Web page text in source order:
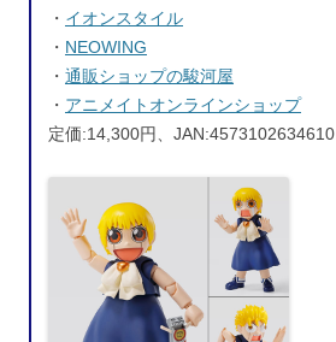
・ イオンスタイル
・ NEOWING
・ 通販ショップの駿河屋
・ アニメイトオンラインショップ
定価:14,300円、JAN:4573102634610